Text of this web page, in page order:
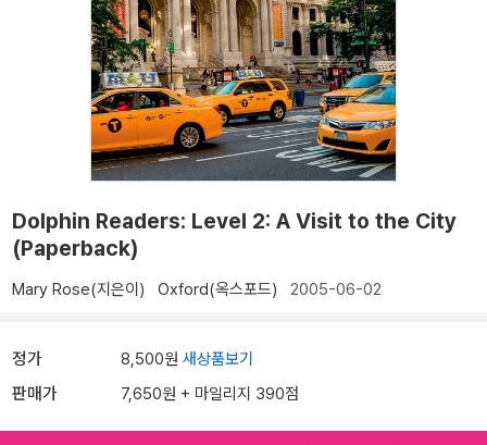
Dolphin Readers: Level 2: A Visit to the City
(Paperback)
Mary Rose(지은이) Oxford(옥스포드) 2005-06-02
정가 8,500원 새상품보기
판매가 7,650원 + 마일리지 390점